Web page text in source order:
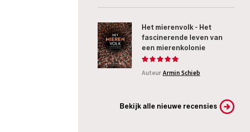
Het mierenvolk - Het
fascinerende leven van
een mierenkolonie
AuteurArmin Schieb
Bekijk alle nieuwe recensies